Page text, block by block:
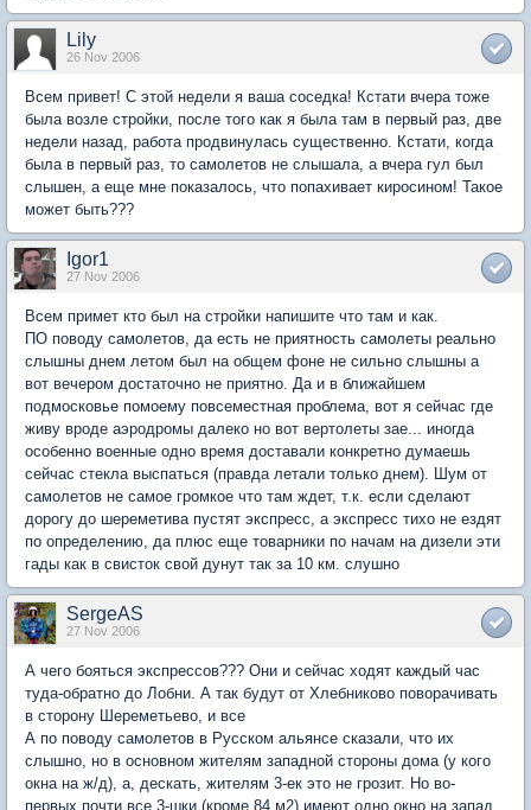
Lily
26 Nov 2006
Всем привет! С этой недели я ваша соседка! Кстати вчера тоже
была возле стройки, после того как я была там в первый раз, две
недели назад, работа продвинулась существенно. Кстати, когда
была в первый раз, то самолетов не слышала, а вчера гул был
слышен, а еще мне показалось, что попахивает киросином! Такое
может быть???
Igor1
27 Nov 2006
Всем примет кто был на стройки напишите что там и как.
ПО поводу самолетов, да есть не приятность самолеты реально
слышны днем летом был на общем фоне не сильно слышны а
вот вечером достаточно не приятно. Да и в ближайшем
подмосковье помоему повсеместная проблема, вот я сейчас где
живу вроде аэродромы далеко но вот вертолеты зае... иногда
особенно военные одно время доставали конкретно думаешь
сейчас стекла выспаться (правда летали только днем). Шум от
самолетов не самое громкое что там ждет, т.к. если сделают
дорогу до шереметива пустят экспресс, а экспресс тихо не ездят
по определению, да плюс еще товарники по начам на дизели эти
гады как в свисток свой дунут так за 10 км. слушно
SergeAS
27 Nov 2006
А чего бояться экспрессов??? Они и сейчас ходят каждый час
туда-обратно до Лобни. А так будут от Хлебниково поворачивать
в сторону Шереметьево, и все
А по поводу самолетов в Русском альянсе сказали, что их
слышно, но в основном жителям западной стороны дома (у кого
окна на ж/д), а, дескать, жителям 3-ек это не грозит. Но во-
первых почти все 3-шки (кроме 84 м2) имеют одно окно на запад,